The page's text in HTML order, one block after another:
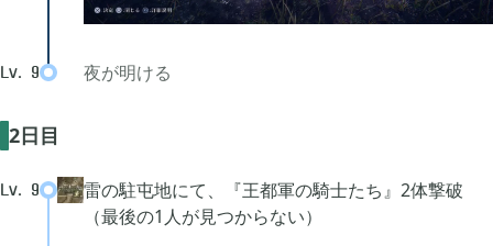
Lv. 9 夜が明ける
2日目
Lv. 9
雷の駐屯地にて、『王都軍の騎士たち』2体撃破
（最後の1人が見つからない）